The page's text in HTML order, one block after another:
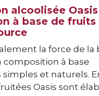
alcoolisée
à base de fruits
la force de la
composition à base
simples et naturels.
Oasis sont